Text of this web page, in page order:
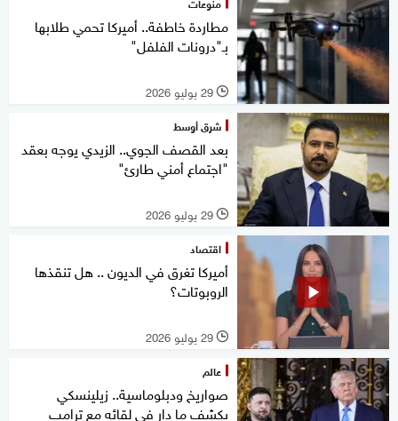
مطاردة خاطفة.. أميركا تحمي طلابها
بـ"درونات الفلفل"
l 29 يوليو 2026
شرق أوسط
بعد القصف الجوي.. الزيدي يوجه بعقد
"اجتماع أمني طارئ"
l 29 يوليو 2026
اقتصاد
أميركا تغرق في الديون .. هل تنقذها
الروبوتات؟
l 29 يوليو 2026
عالم
صواريخ ودبلوماسية.. زيلينسكي
يكشف ما دار في لقائه مع ترامب